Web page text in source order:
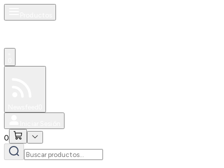
0